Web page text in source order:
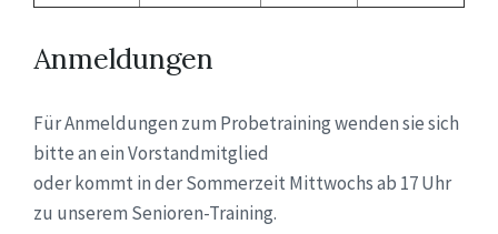
Anmeldungen
Für Anmeldungen zum Probetraining wenden sie sich
bitte an ein Vorstandmitglied
oder kommt in der Sommerzeit Mittwochs ab 17 Uhr
zu unserem Senioren-Training.